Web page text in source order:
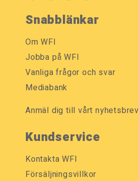
Snabblänkar
Om WFI
Jobba på WFI
Vanliga frågor och svar
Mediabank
Anmäl dig till vårt nyhetsbrev
Kundservice
Kontakta WFI
Försäljningsvillkor